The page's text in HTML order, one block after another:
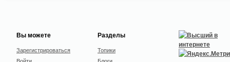
Вы можете
Зарегистрироваться
Разделы
Топики